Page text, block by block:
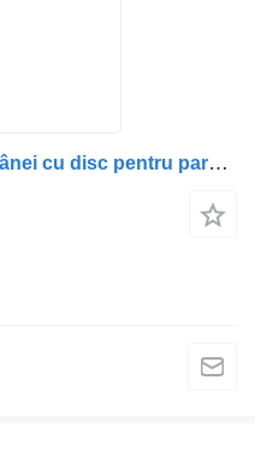
Protecție împotriva stropirii frânei cu disc pentru para Volvo 24425043 3171585 20383325 20383322 7424425043 camión